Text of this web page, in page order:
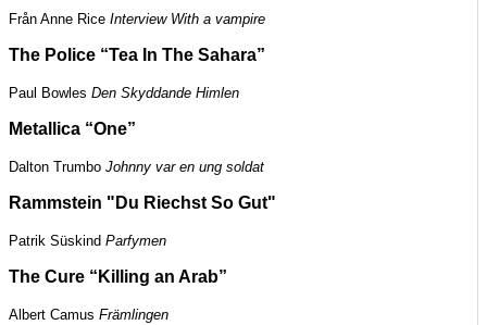
Från Anne Rice Interview With a vampire
The Police “Tea In The Sahara”
Paul Bowles Den Skyddande Himlen
Metallica “One”
Dalton Trumbo Johnny var en ung soldat
Rammstein "Du Riechst So Gut"
Patrik Süskind Parfymen
The Cure “ Killing an Arab”
Albert Camus Främlingen